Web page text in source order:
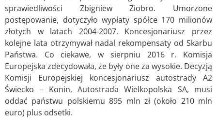
sprawiedliwości Zbigniew Ziobro. Umorzone
postępowanie, dotyczyło wypłaty spółce 170 milionów
złotych w latach 2004-2007. Koncesjonariusz przez
kolejne lata otrzymywał nadal rekompensaty od Skarbu
Państwa. Co ciekawe, w sierpniu 2016 r. Komisja
Europejska zdecydowała, że były one za wysokie. Decyzją
Komisji Europejskiej koncesjonariusz autostrady A2
Świecko – Konin, Autostrada Wielkopolska SA, musi
oddać państwu polskiemu 895 mln zł (około 210 mln
euro) plus odsetki.